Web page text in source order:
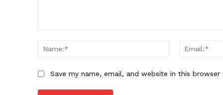
Name:*
Save my name, email, and website in this